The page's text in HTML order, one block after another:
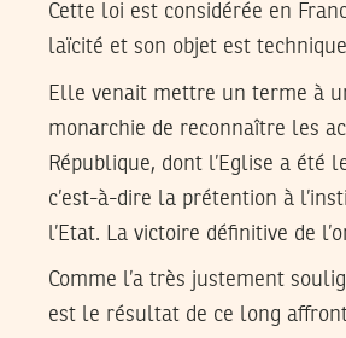
Cette loi est considérée en
laïcité et son objet est
Elle venait mettre un terme à
monarchie de reconnaître les
République, dont l’Eglise a été
c’est-à-dire la prétention à
l’Etat. La victoire définitive de
Comme l’a très justement
est le résultat de ce long